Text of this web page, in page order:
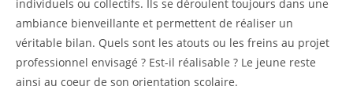
individuels ou collectifs. Ils se déroulent toujours dans une
ambiance bienveillante et permettent de réaliser un
véritable bilan. Quels sont les atouts ou les freins au projet
professionnel envisagé ? Est-il réalisable ? Le jeune reste
ainsi au coeur de son orientation scolaire.